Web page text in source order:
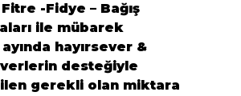
-Fidye – Bağış
ile mübarek
hayırsever &
desteğiyle
gerekli olan miktara